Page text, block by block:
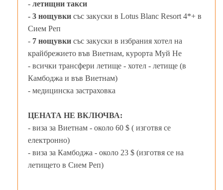
- летищни такси
- 3 нощувки със закуски в Lotus Blanc Resort 4*+ в
Сием Реп
- 7 нощувки със закуски в избрания хотел на
крайбрежието във Виетнам, курорта Муй Не
- всички трансфери летище - хотел - летище (в
Камбоджа и във Виетнам)
- медицинска застраховка
ЦЕНАТА НЕ ВКЛЮЧВА:
- виза за Виетнам - около 60 $ ( изготвя се
електронно)
- виза за Камбоджа - около 23 $ (изготвя се на
летището в Сием Реп)